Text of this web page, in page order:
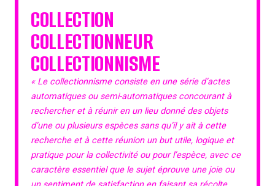
COLLECTION
COLLECTIONNEUR
COLLECTIONNISME
« Le collectionnisme consiste en une série d’actes
automatiques ou semi-automatiques concourant à
rechercher et à réunir en un lieu donné des objets
d’une ou plusieurs espèces sans qu’il y ait à cette
recherche et à cette réunion un but utile, logique et
pratique pour la collectivité ou pour l’espèce, avec ce
caractère essentiel que le sujet éprouve une joie ou